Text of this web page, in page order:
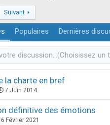
Suivant
Populaires Dernières
la charte en bref
7 Juin 2014
définitive des émotions
Février 2021